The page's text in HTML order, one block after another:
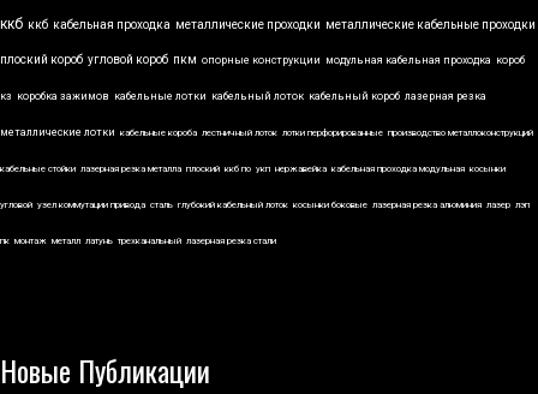
ккб ккб кабельная проходка металлические проходки металлические кабельные проходки
плоский короб угловой короб пкм опорные конструкции модульная кабельная проходка короб
кз коробка зажимов кабельные лотки кабельный лоток кабельный короб лазерная резка
металлические лотки кабельные короба лестничный лоток лотки перфорированные производство металлоконструкций
кабельные стойки лазерная резка металла плоский ккб по укп нержавейка кабельная проходка модульная косынки
угловой узел коммутации привода сталь глубокий кабельный лоток косынки боковые лазерная резка алюминия лазер лэп
пк монтаж металл латунь трехканальный лазерная резка стали
Новые Публикации